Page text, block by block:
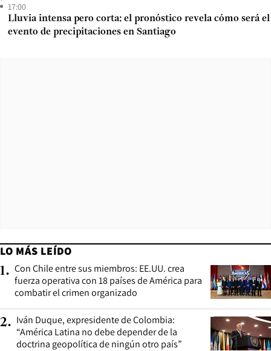
17:00
Lluvia intensa pero corta: el pronóstico revela cómo será el
evento de precipitaciones en Santiago
LO MÁS LEÍDO
1. Con Chile entre sus miembros: EE.UU. crea
fuerza operativa con 18 países de América para
combatir el crimen organizado
2. Iván Duque, expresidente de Colombia:
“América Latina no debe depender de la
doctrina geopolítica de ningún otro país”